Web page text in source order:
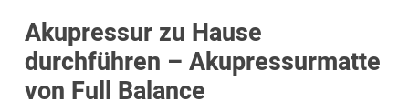
Akupressur zu Hause
durchführen – Akupressurmatte
von Full Balance